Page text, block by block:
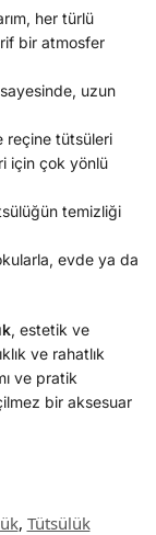
her türlü
bir atmosfer
sayesinde, uzun
reçine tütsüleri
için çok yönlü
temizliği
evde ya da
, estetik ve
ve rahatlık
ve pratik
bir aksesuar
, Tütsülük